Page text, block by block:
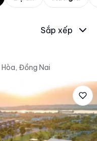
Sắp xếp
Hòa, Đồng Nai